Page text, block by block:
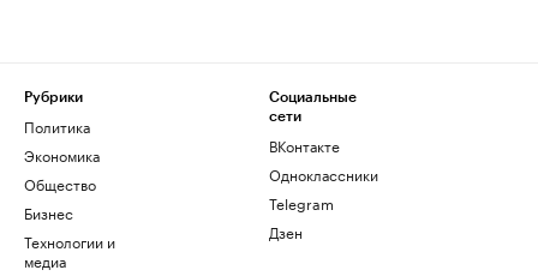
Рубрики
Политика
Экономика
Общество
Бизнес
Технологии и
медиа
Социальные
сети
ВКонтакте
Одноклассники
Telegram
Дзен